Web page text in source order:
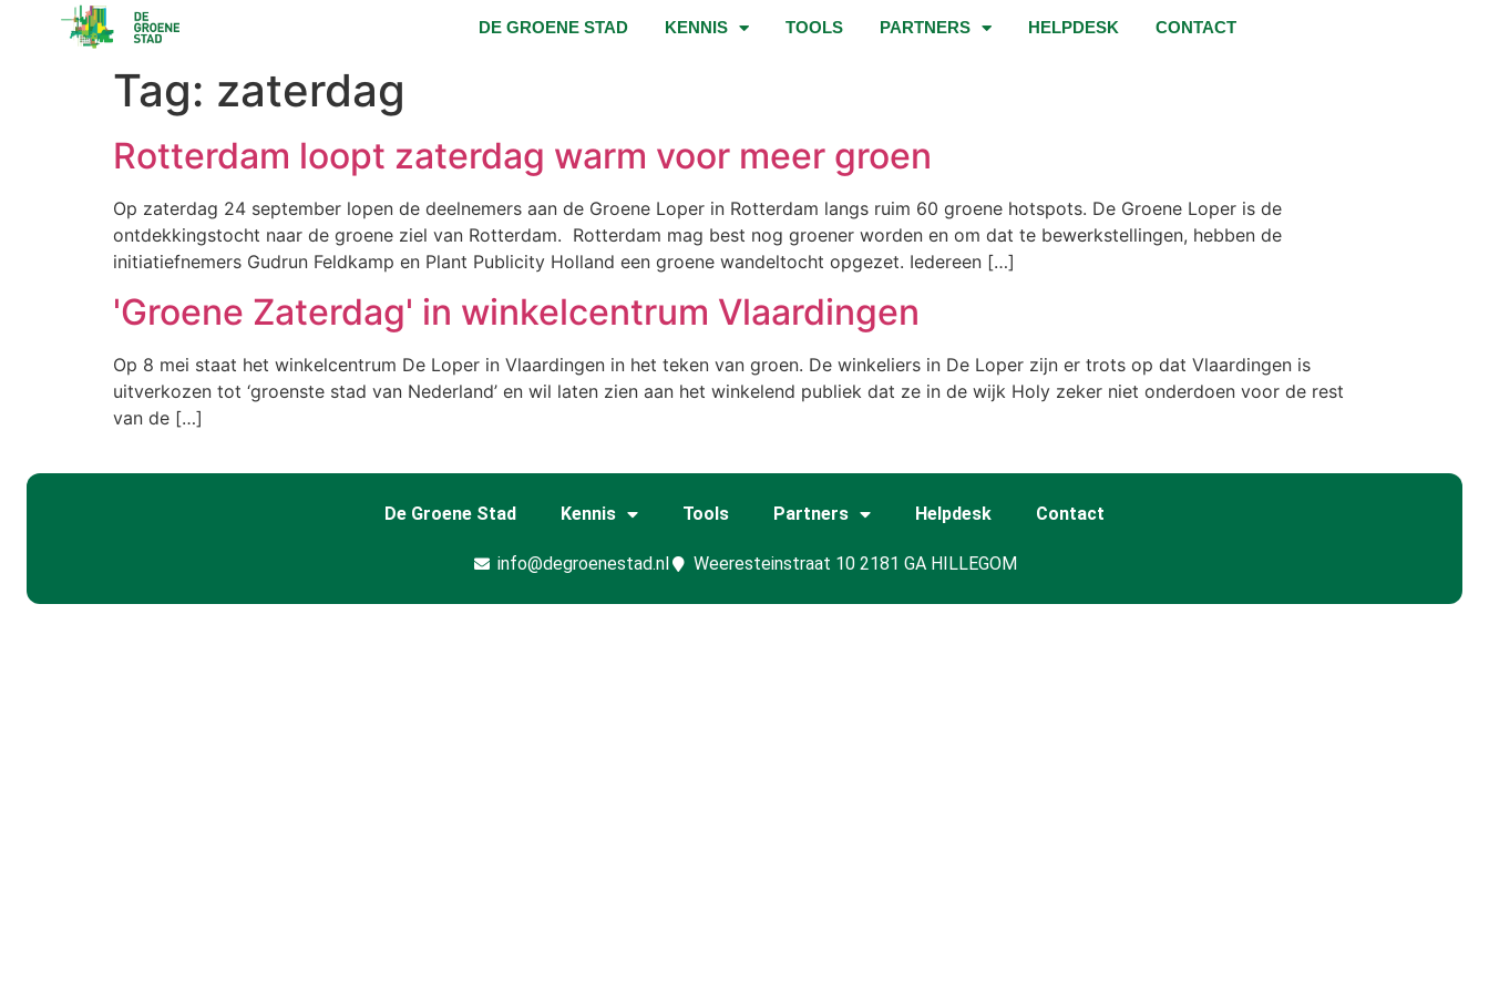
DE GROENE STAD KENNIS TOOLS PARTNERS HELPDESK CONTACT
Tag: zaterdag
Rotterdam loopt zaterdag warm voor meer groen
Op zaterdag 24 september lopen de deelnemers aan de Groene Loper in Rotterdam langs ruim 60 groene hotspots. De Groene Loper is de
ontdekkingstocht naar de groene ziel van Rotterdam. Rotterdam mag best nog groener worden en om dat te bewerkstellingen, hebben de
initiatiefnemers Gudrun Feldkamp en Plant Publicity Holland een groene wandeltocht opgezet. Iedereen […]
'Groene Zaterdag' in winkelcentrum Vlaardingen
Op 8 mei staat het winkelcentrum De Loper in Vlaardingen in het teken van groen. De winkeliers in De Loper zijn er trots op dat Vlaardingen is
uitverkozen tot ‘groenste stad van Nederland’ en wil laten zien aan het winkelend publiek dat ze in de wijk Holy zeker niet onderdoen voor de rest
van de […]
De Groene Stad Kennis Tools Partners Helpdesk Contact
info@degroenestad.nl Weeresteinstraat 10 2181 GA HILLEGOM